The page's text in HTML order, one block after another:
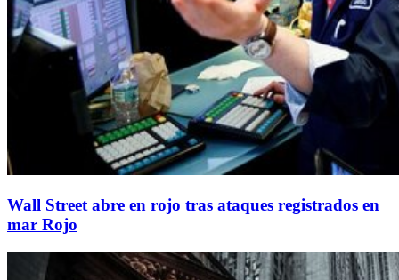
Wall Street abre en rojo tras ataques registrados en
mar Rojo